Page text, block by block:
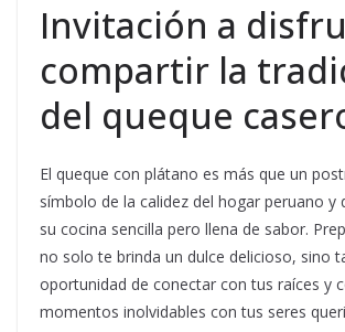
Invitación a
compartir la
del queque
El queque con plátano es más que un
símbolo de la calidez del hogar peruano y
su cocina sencilla pero llena de sabor.
no solo te brinda un dulce delicioso, sino
oportunidad de conectar con tus raíces y
momentos inolvidables con tus seres